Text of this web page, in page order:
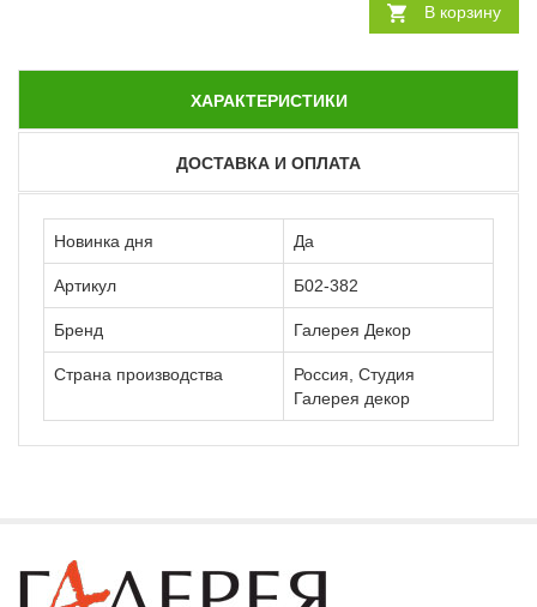
В корзину
ХАРАКТЕРИСТИКИ
ДОСТАВКА И ОПЛАТА
Новинка дня Да
Артикул Б02-382
Бренд Галерея Декор
Страна производства
Россия, Студия
Галерея декор